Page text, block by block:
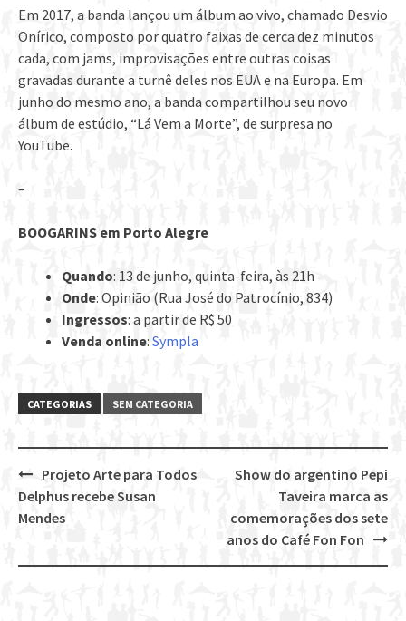
Em 2017, a banda lançou um álbum ao vivo, chamado Desvio
Onírico, composto por quatro faixas de cerca dez minutos
cada, com jams, improvisações entre outras coisas
gravadas durante a turnê deles nos EUA e na Europa. Em
junho do mesmo ano, a banda compartilhou seu novo
álbum de estúdio, “Lá Vem a Morte”, de surpresa no
YouTube.
–
BOOGARINS em Porto Alegre
Quando: 13 de junho, quinta-feira, às 21h
Onde: Opinião (Rua José do Patrocínio, 834)
Ingressos: a partir de R$ 50
Venda online: Sympla
CATEGORIAS SEM CATEGORIA
Post
navigation
Show do argentino Pepi
Taveira marca as
comemorações dos sete
anos do Café Fon Fon
Projeto Arte para Todos
Delphus recebe Susan
Mendes